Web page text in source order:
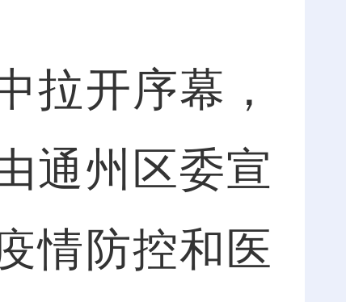
开序幕，
通州区委宣
情防控和医